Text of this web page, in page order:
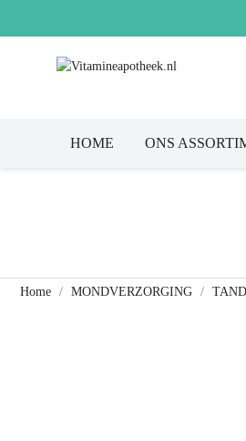
HOME ONS
Home MONDVERZORGING